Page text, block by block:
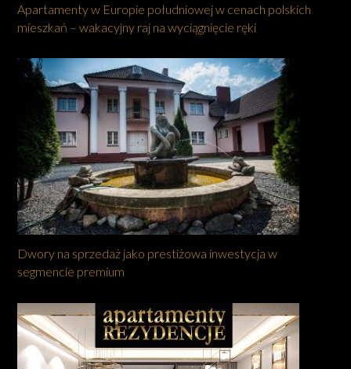
Apartamenty w Europie południowej w cenach polskich
mieszkań – wakacyjny raj na wyciągnięcie ręki
Dwory na sprzedaż jako prestiżowa inwestycja w
segmencie premium